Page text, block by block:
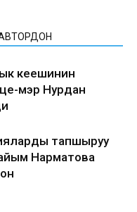
кеңешинин
мэр Нурдан
тапшыруу
Нарматова